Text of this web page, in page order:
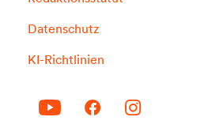
Datenschutz
KI-Richtlinien